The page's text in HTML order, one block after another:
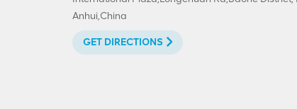
Impression
Anhui,China
GET DIRECTIONS